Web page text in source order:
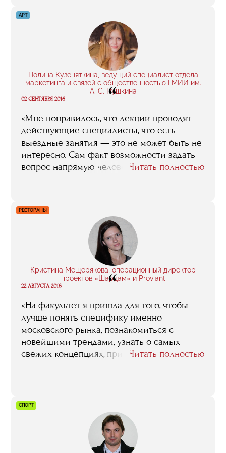
говорить, что за год я досконально изучил
все нюансы запуска интернет-проекта.
Но я точно могу сказать, что обучение
стало толчком в верном направлении.
Я стал лучше ориентироваться в этой
сфере: понял, как продвигать свои сервисы,
как работать с подрядчиками, как создавать
эффективную рекламу».
АРТ
Полина Кузеняткина, ведущий специалист отдела
маркетинга и связей с общественностью ГМИИ им.
А. С. Пушкина
“
02 СЕНТЯБРЯ 2016
«Мне понравилось, что лекции проводят
действующие специалисты, что есть
выездные занятия — это не может быть не
интересно. Сам факт возможности задать
вопрос напрямую человеку из индустрии
каждой давали задание, например,
посетить выставку, сделать обзор арт-
ярмарок, написать доклад, решить кейс.
Это помогает сразу влиться в работу».
Читать полностью
РЕСТОРАНЫ
Кристина Мещерякова, операционный директор
проектов «Шардам» и Proviant
“
22 АВГУСТА 2016
«На факультет я пришла для того, чтобы
лучше понять специфику именно
московского рынка, познакомиться с
новейшими трендами, узнать о самых
свежих концепциях, приобрести новые
четко понимала, что я от этого обучения
хочу, и что в результате буду иметь. Сейчас,
по прошествии времени, я могу сказать, что
мои ожидания целиком и полностью
Читать полностью
СПОРТ